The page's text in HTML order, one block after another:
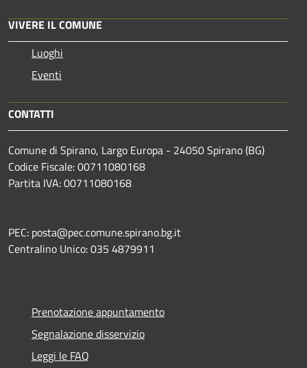
VIVERE IL COMUNE
Luoghi
Eventi
CONTATTI
Comune di Spirano, Largo Europa - 24050 Spirano (BG)
Codice Fiscale: 00711080168
Partita IVA: 00711080168
PEC: posta@pec.comune.spirano.bg.it
Centralino Unico: 035 4879911
Prenotazione appuntamento
Segnalazione disservizio
Leggi le FAQ